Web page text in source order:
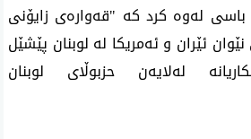
باسی‌ له‌وه‌ كرد كه‌ "قه‌واره‌ی‌ زایۆنی‌
ئێران و ئه‌مریكا له‌ لوبنان پێشێل
له‌لایه‌ن حزبوڵای لوبنان